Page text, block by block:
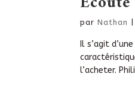
parNathan
Il s’agit
l’acheter.